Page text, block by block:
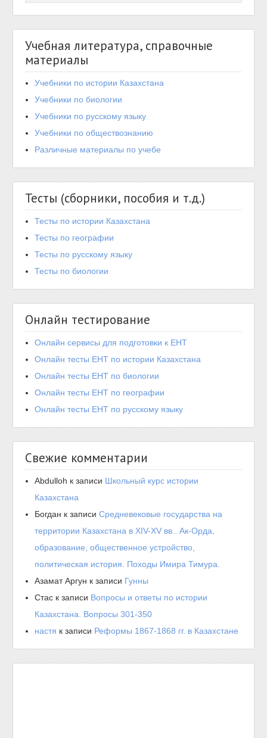
Учебная литература, справочные
материалы
Учебники по истории Казахстана
Учебники по биологии
Учебники по русскому языку
Учебники по обществознанию
Различные материалы по учебе
Тесты (сборники, пособия и т.д.)
Тесты по истории Казахстана
Тесты по географии
Тесты по русскому языку
Тесты по биологии
Онлайн тестирование
Онлайн сервисы для подготовки к ЕНТ
Онлайн тесты ЕНТ по истории Казахстана
Онлайн тесты ЕНТ по биологии
Онлайн тесты ЕНТ по географии
Онлайн тесты ЕНТ по русскому языку
Свежие комментарии
Abdulloh к записи Школьный курс истории
Казахстана
Богдан к записиСредневековые государства на
территории Казахстана в XIV-XV вв.. Ак-Орда,
образование, общественное устройство,
политическая история. Походы Имира Тимура.
Азамат Аргун к записи Гунны
Стас к записи Вопросы и ответы по истории
Казахстана. Вопросы 301-350
настя к записи Реформы 1867-1868 гг. в Казахстане